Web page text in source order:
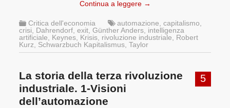
Continua a leggere →
Critica dell'economia automazione ,capitalismo
crisi
Dahrendorf ,exit ,Günther Anders intelligenza
artificiale
Keynes Krisis rivoluzione industriale
Robert
Kurz
Schwarzbuch Kapitalismus ,Taylor
5
La storia della terza rivoluzione
industriale. 1-Visioni
dell’automazione